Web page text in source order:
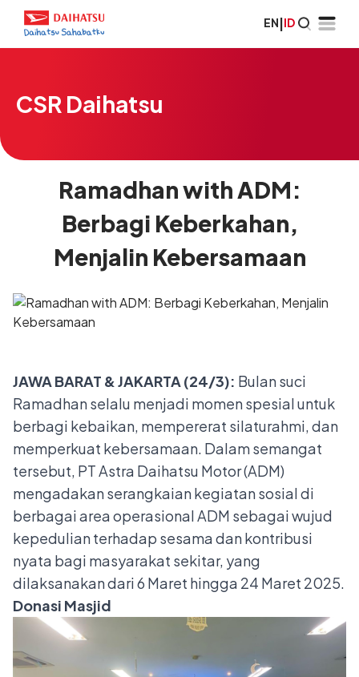
EN|ID
CSR Daihatsu
Ramadhan with ADM:
Berbagi Keberkahan,
Menjalin Kebersamaan
JAWA BARAT & JAKARTA (24/3): Bulan suci
Ramadhan selalu menjadi momen spesial untuk
berbagi kebaikan, mempererat silaturahmi, dan
memperkuat kebersamaan. Dalam semangat
tersebut, PT Astra Daihatsu Motor (ADM)
mengadakan serangkaian kegiatan sosial di
berbagai area operasional ADM sebagai wujud
kepedulian terhadap sesama dan kontribusi
nyata bagi masyarakat sekitar, yang
dilaksanakan dari 6 Maret hingga 24 Maret 2025.
Donasi Masjid